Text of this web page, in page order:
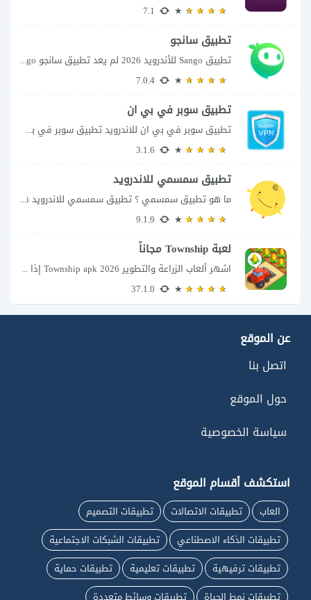
تطبيق سانجو
تطبيق Sango للأندرويد 2026 لم يعد تطبيق سانجو Sango مجرد مساحة لإرسال الرسائل أو...
تطبيق سوبر في بي ان
تطبيق سوبر في بي ان للاندرويد تطبيق سوبر في بي ان من تطبيقات الشبكات...
تطبيق سمسمي للاندرويد
ما هو تطبيق سمسمي ؟ تطبيق سمسمي للاندرويد SimSimi هو برنامج دردشة افتراضية يسمح...
لعبة Township مجاناً
اشهر ألعاب الزراعة والتطوير Township apk 2026 إذا كنت تحب ألعاب الزراعة وبناء المدن،...
عن الموقع
اتصل بنا
حول الموقع
سياسة الخصوصية
استكشف أقسام الموقع
العاب تطبيقات الاتصالات
تطبيقات التصميم
تطبيقات الذكاء الاصطناعي
تطبيقات الشبكات الاجتماعية
تطبيقات ترفيهية
تطبيقات تعليمية
تطبيقات حماية